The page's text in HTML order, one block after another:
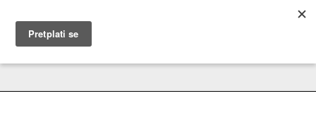
MUŽEVNI BUDITE